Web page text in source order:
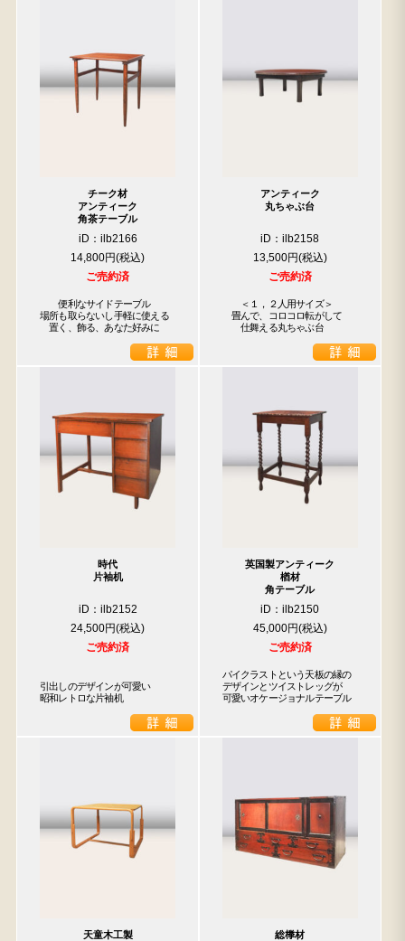
チーク材
アンティーク
角茶テーブル
iD：ilb2166
14,800円
ご売約済
便利なサイドテーブル
場所も取らないし手軽に使える
置く、飾る、あなた好みに
アンティーク
丸ちゃぶ台
iD：ilb2158
13,500円
ご売約済
＜１，２人用サイズ＞
畳んで、コロコロ転がして
仕舞える丸ちゃぶ台
時代
片袖机
iD：ilb2152
24,500円
ご売約済
引出しのデザインが可愛い
昭和レトロな片袖机
英国製アンティーク
楢材
角テーブル
iD：ilb2150
45,000円
ご売約済
パイクラストという天板の縁の
デザインとツイストレッグが
可愛いオケージョナルテーブル
天童木工製
総﨔材